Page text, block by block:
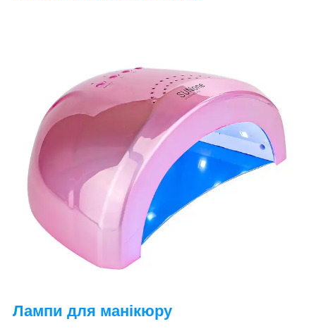
Лампи для манікюру